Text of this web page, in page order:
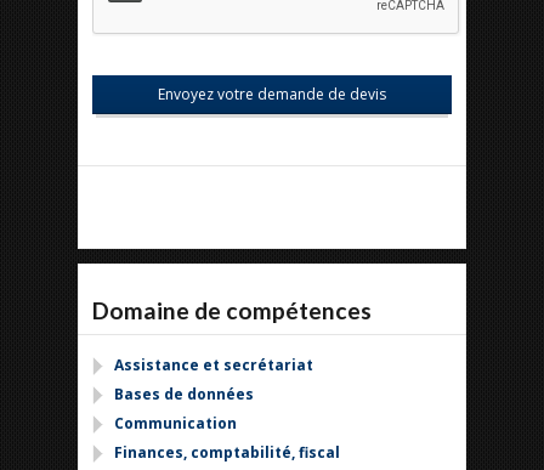
Domaine de compétences
Assistance et secrétariat
Bases de données
Communication
Finances, comptabilité, fiscal